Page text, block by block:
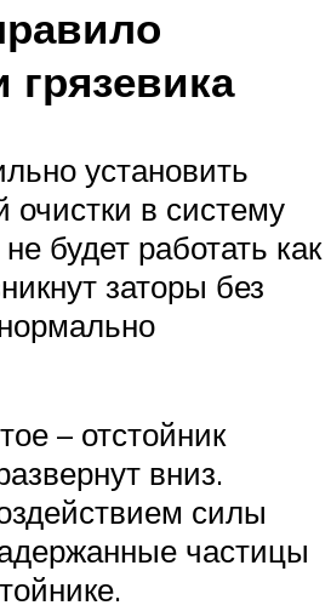
грязевика
установить
очистки в систему
будет работать как
заторы без
– отстойник
вниз.
силы
частицы